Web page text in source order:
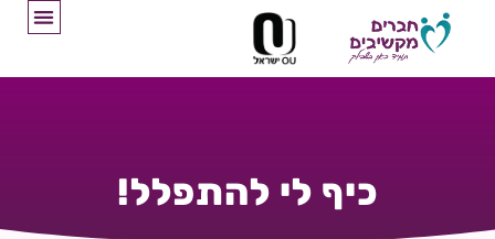
כיף לי להתפלל!